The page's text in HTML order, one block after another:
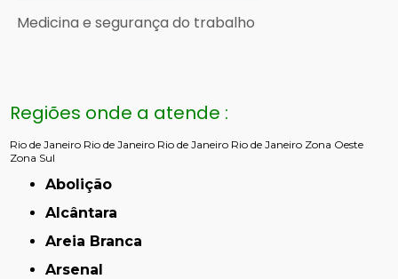
Medicina e segurança do trabalho
Regiões onde a atende :
Rio de Janeiro Rio de Janeiro Rio de Janeiro Rio de Janeiro Zona Oeste
Zona Sul
Abolição
Alcântara
Areia Branca
Arsenal